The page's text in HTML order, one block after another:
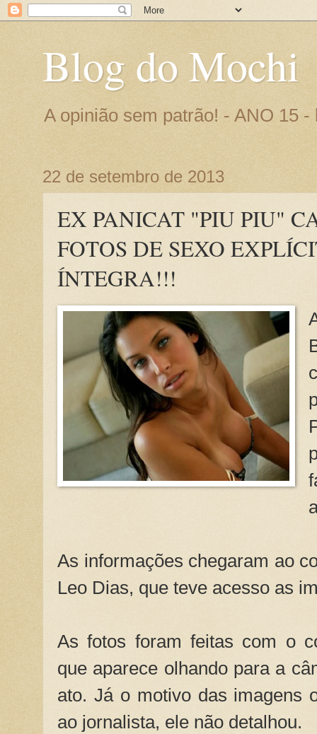
Blog do Mochi
A opinião sem patrão! - ANO 15
22 de setembro de 2013
EX PANICAT "PIU PIU"
FOTOS DE SEXO
ÍNTEGRA!!!
As informações chegaram ao
Leo Dias, que teve acesso as
As fotos foram feitas com o
que aparece olhando para a
ato. Já o motivo das imagens
ao jornalista, ele não detalhou.